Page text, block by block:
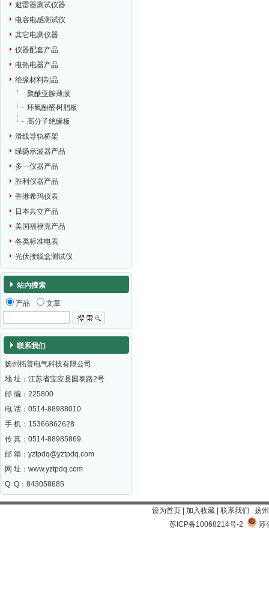
避雷器测试仪器
电容电感测试仪
其它电测仪器
仪器配套产品
电热电器产品
绝缘材料制品
聚酰亚胺薄膜
环氧酚醛树脂板
高分子绝缘板
滑线导轨桥架
绿扬示波器产品
多一仪器产品
胜利仪器产品
香港希玛仪表
日本共立产品
美国福禄克产品
各类标准电表
光伏接线盒测试仪
站内搜索
产品 文章
联系我们
扬州拓普电气科技有限公司
地 址：江苏省宝应县国泰路2号
邮 编： 225800
电 话：0514-88988010
手 机：15366862628
传 真：0514-88985869
邮 箱： yztpdq@yztpdq.com
网 址： www.yztpdq.com
Q Q：843058685
设为首页 加入收藏 联系我们 扬
苏ICP备10068214号-2
苏